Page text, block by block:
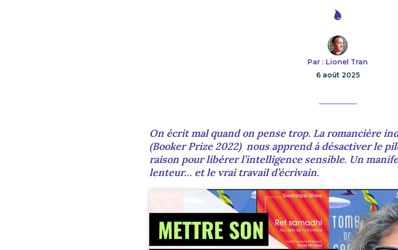
Par : Lionel Tran
6 août 2025
On écrit mal quand on pense trop. La romancière
(Booker Prize 2022) nous apprend à désactiver le
raison pour libérer l’intelligence sensible. Un
lenteur… et le vrai travail d’écrivain.